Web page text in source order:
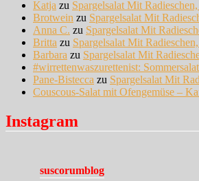
Katja zu Spargelsalat Mit
Brotwein zu Spargelsalat Mit
Anna C. zu Spargelsalat Mit
Britta zu Spargelsalat Mit
Barbara zu Spargelsalat Mit
#wirrettenwaszurettenist:
Pane-Bistecca zu Spargelsalat Mit
Couscous-Salat mit Ofengemüse –
Instagram
suscorumblog